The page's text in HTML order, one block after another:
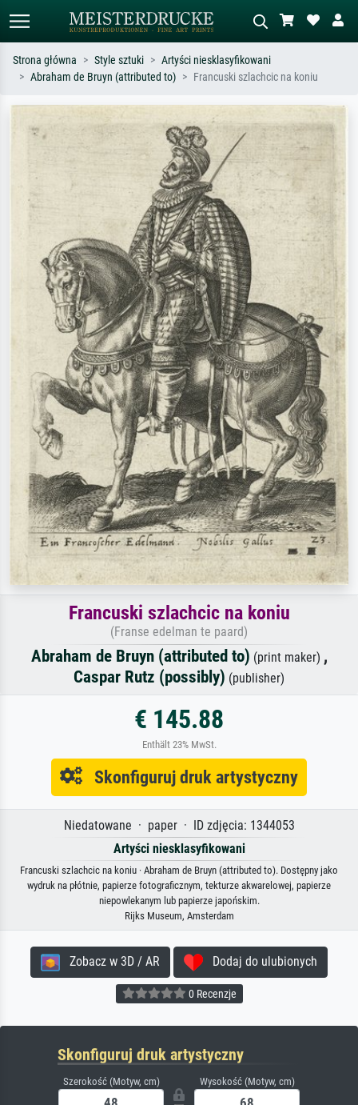
Szukaj wg artysty, tytułu lub stylu – np.
Monet, Gwiaździsta noc,
impresjonizm, fala Hokusaia, akt.
Opisz scenę – np. zielona łąka,
abstrakcja z czerwienią, ciemny olej,
stojący akt obok drzewa.
Strona główna Style sztuki
Artyści niesklasyfikowani
Abraham de Bruyn (attributed to)
Francuski szlachcic na koniu
Francuski szlachcic na koniu
(Franse edelman te paard)
Abraham de Bruyn (attributed to) (print maker) ,
Caspar Rutz (possibly) (publisher)
€ 145.88
Enthält 23% MwSt.
Skonfiguruj druk artystyczny
Niedatowane · paper · ID zdjęcia: 1344053
Artyści niesklasyfikowani
Francuski szlachcic na koniu · Abraham de Bruyn (attributed to). Dostępny jako
wydruk na płótnie, papierze fotograficznym, tekturze akwarelowej, papierze
niepowlekanym lub papierze japońskim.
Rijks Museum, Amsterdam
Zobacz w 3D / AR Dodaj do ulubionych
0 Recenzje
Skonfiguruj druk artystyczny
Szerokość (Motyw, cm) Wysokość (Motyw, cm)